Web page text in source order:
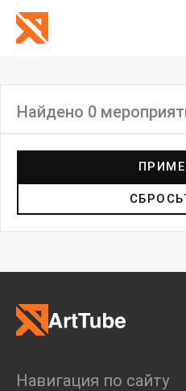
Найдено 0
Дискуссия
Пост-релиз
Пресс-конференция
Ярмарка
Навигация по сайту